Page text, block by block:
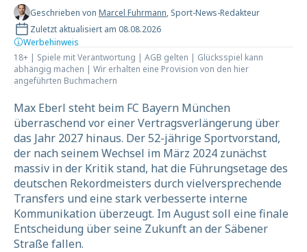
Geschrieben von Marcel Fuhrmann, Sport-News-Redakteur
Zuletzt aktualisiert am 08.08.2026
Werbehinweis
18+ | Spiele mit Verantwortung | AGB gelten | Glücksspiel kann
abhängig machen | Wir erhalten eine Provision von den hier
angeführten Buchmachern
Max Eberl steht beim FC Bayern München
überraschend vor einer Vertragsverlängerung über
das Jahr 2027 hinaus. Der 52-jährige Sportvorstand,
der nach seinem Wechsel im März 2024 zunächst
massiv in der Kritik stand, hat die Führungsetage des
deutschen Rekordmeisters durch vielversprechende
Transfers und eine stark verbesserte interne
Kommunikation überzeugt. Im August soll eine finale
Entscheidung über seine Zukunft an der Säbener
Straße fallen.